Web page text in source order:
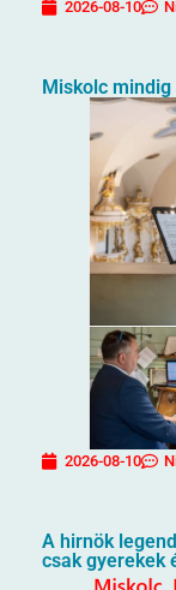
2026-08-10
Miskolc
2026-08-10
A hirnök
csak gyerekek